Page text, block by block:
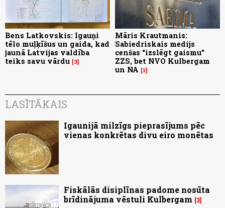
Bens Latkovskis: Igauņi
tēlo muļķīšus un gaida, kad
jaunā Latvijas valdība
teiks savu vārdu 3
Māris Krautmanis:
Sabiedriskais medijs
cenšas “izslēgt gaismu”
ZZS, bet NVO Kulbergam
un NA
1
LASĪTĀKAIS
Igaunijā milzīgs pieprasījums pēc
vienas konkrētas divu eiro monētas
Fiskālās disiplīnas padome nosūta
brīdinājuma vēstuli Kulbergam 3